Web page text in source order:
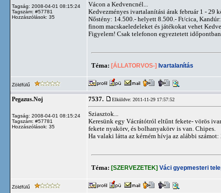
Tagság: 2008-04-01 08:15:24
Tagszám: #57781
Hozzászólások: 35
Vácon a Kedvencnél...
Kedvezményes ivartalanítási árak február 1 - 29
Nőstény: 14.500.- helyett 8.500.- Ft/cica,
finom macskaeledeleket és játékokat vehet
Figyelem! Csak telefonon egyeztetett
Téma: [ÁLLATORVOS-] Ivartalanítás
Zöldfülű
Pegazus.Noj
Tagság: 2008-04-01 08:15:24
Tagszám: #57781
Hozzászólások: 35
7537. Elküldve: 2011-11-29 17:57:52
Sziasztok...
Keresünk egy Vácrátótról eltűnt fekete- vörös
fekete nyakörv, és bolhanyakörv is van. Chipes.
Ha valaki látta az kérném hívja az alábbi
Téma: [SZERVEZETEK] Váci gyepmesteri
Zöldfülű